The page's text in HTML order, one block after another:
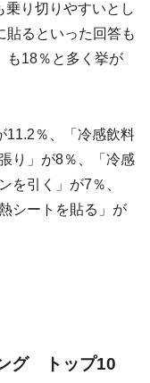
乗り切りやすいとし
貼るといった回答も
も18％と多く挙が
11.2％、「冷感飲料
り」が8％、「冷感
を引く」が7％、
シートを貼る」が
グ トップ10